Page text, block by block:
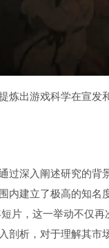
炼出游戏科学在宣发
过深入阐述研究的
内建立了极高的知
片，这一举动不仅
剖析，对于理解其市